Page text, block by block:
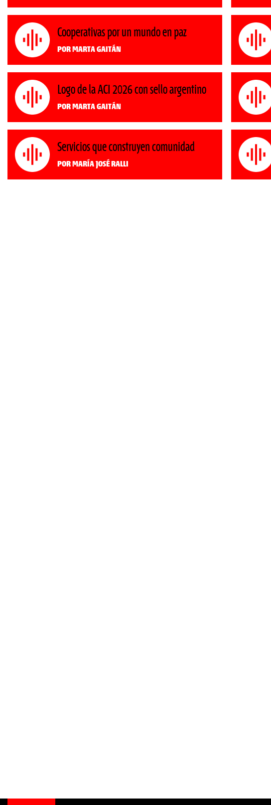
Cooperativas por un mundo en paz
Por Marta Gaitán
Logo de la ACI 2026 con sello argentino
Por Marta Gaitán
Servicios que construyen comunidad
Por María José Ralli